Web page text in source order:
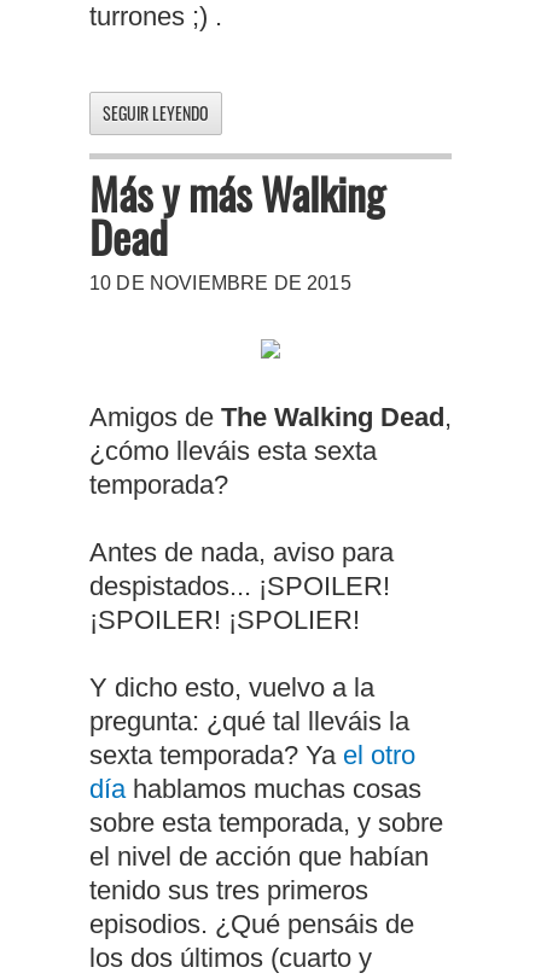
turrones ;) .
SEGUIR LEYENDO
Más y más Walking
Dead
10 DE NOVIEMBRE DE 2015
Amigos de The Walking Dead ,
¿cómo lleváis esta sexta
temporada?
Antes de nada, aviso para
despistados... ¡SPOILER!
¡SPOILER! ¡SPOLIER!
Y dicho esto, vuelvo a la
pregunta: ¿qué tal lleváis la
sexta temporada? Ya el otro
díahablamos muchas cosas
sobre esta temporada, y sobre
el nivel de acción que habían
tenido sus tres primeros
episodios. ¿Qué pensáis de
los dos últimos (cuarto y